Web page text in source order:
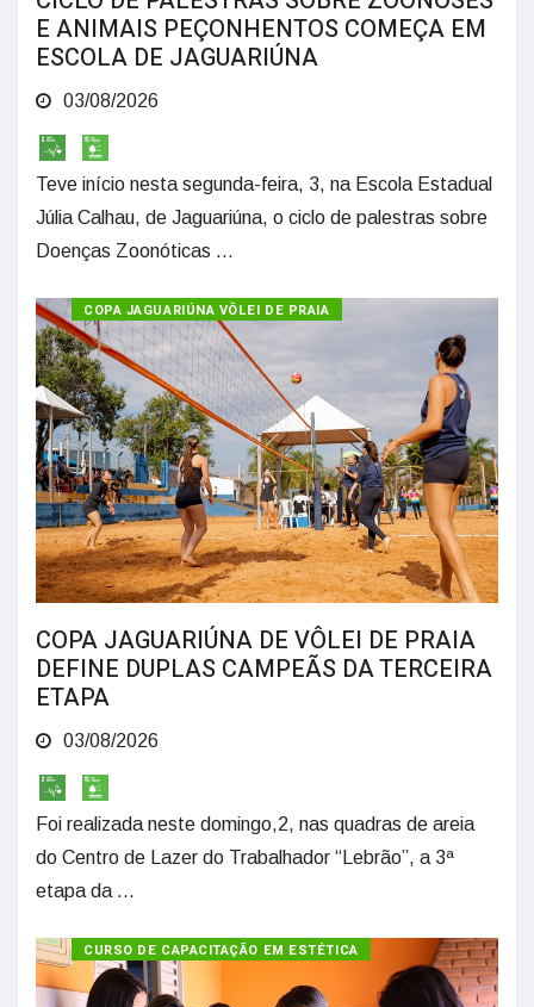
E ANIMAIS PEÇONHENTOS COMEÇA EM
ESCOLA DE JAGUARIÚNA
03/08/2026
Teve início nesta segunda-feira, 3, na Escola Estadual
Júlia Calhau, de Jaguariúna, o ciclo de palestras sobre
Doenças Zoonóticas ...
COPA JAGUARIÚNA VÔLEI DE PRAIA
COPA JAGUARIÚNA DE VÔLEI DE PRAIA
DEFINE DUPLAS CAMPEÃS DA TERCEIRA
ETAPA
03/08/2026
Foi realizada neste domingo,2, nas quadras de areia
do Centro de Lazer do Trabalhador “Lebrão”, a 3ª
etapa da ...
CURSO DE CAPACITAÇÃO EM ESTÉTICA